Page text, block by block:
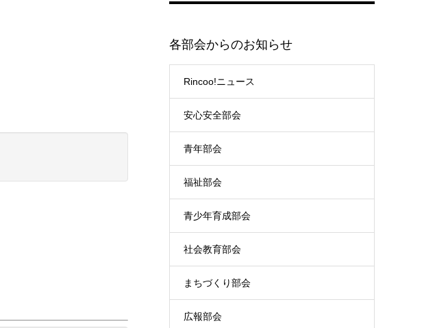
各部会からのお知らせ
Rincoo!ニュース
安心安全部会
青年部会
福祉部会
青少年育成部会
社会教育部会
まちづくり部会
広報部会